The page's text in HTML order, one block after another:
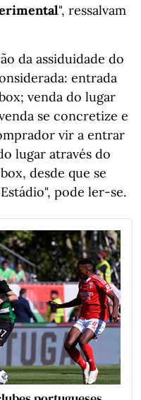
", ressalvam
da assiduidade do
entrada
venda do lugar
se concretize e
vir a entrar
lugar através do
desde que se
pode ler-se.